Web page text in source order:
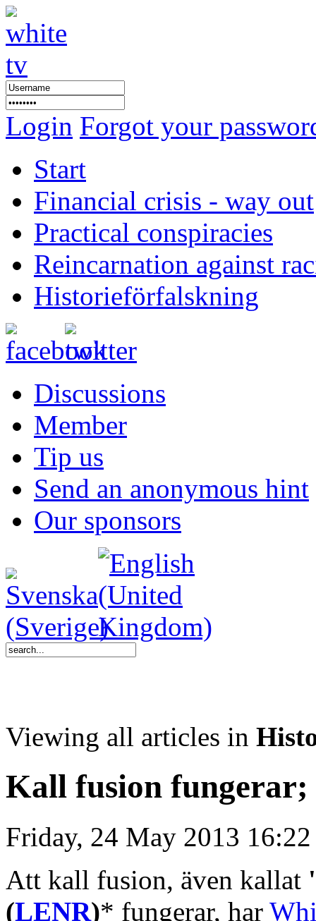
Login Forgot your
Start
Financial crisis - way out
Practical conspiracies
Reincarnation against
Historieförfalskning
Discussions
Member
Tip us
Send an anonymous hint
Our sponsors
Viewing all articles in
Kall fusion fungerar;
Friday, 24 May 2013 16:22
Att kall fusion, även kallat
(LENR)* fungerar, har